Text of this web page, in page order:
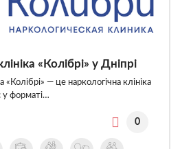
«Колібрі» у Дніпрі
«Колібрі» — це наркологічна клініка
у форматі…
0